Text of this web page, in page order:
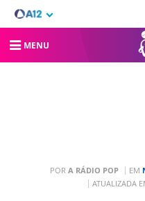
MENU
POR A RÁDIO POP EM
ATUALIZADA